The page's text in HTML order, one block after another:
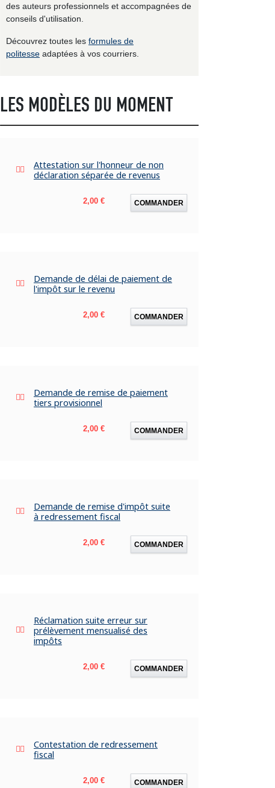
des auteurs professionnels et accompagnées de
conseils d'utilisation.
Découvrez toutes les formules de
politesse adaptées à vos courriers.
LES MODÈLES DU MOMENT
Attestation sur l'honneur de non
déclaration séparée de revenus
Prix
2,00 € COMMANDER
Demande de délai de paiement de
l'impôt sur le revenu
Prix
2,00 € COMMANDER
Demande de remise de paiement
tiers provisionnel
Prix
2,00 € COMMANDER
Demande de remise d'impôt suite
à redressement fiscal
Prix
2,00 € COMMANDER
Réclamation suite erreur sur
prélèvement mensualisé des
impôts
Prix
2,00 € COMMANDER
Contestation de redressement
fiscal
Prix
2,00 € COMMANDER